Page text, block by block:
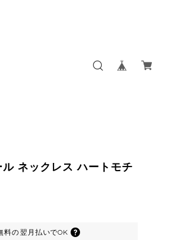
ネックレス ハートモチ
料の翌月払いでOK